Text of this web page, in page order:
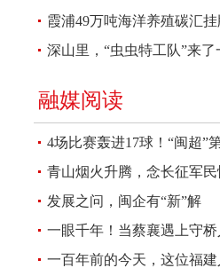
霞浦49万吨海洋养殖碳汇
深山里，“虫虫特工队”来
融媒阅读
4场比赛轰进17球！“闽超”
青山烟火升腾，念长征军民
发展之问，闽企有“新”解
一眼千年！当蔡襄遇上守桥
一百年前的今天，这位福